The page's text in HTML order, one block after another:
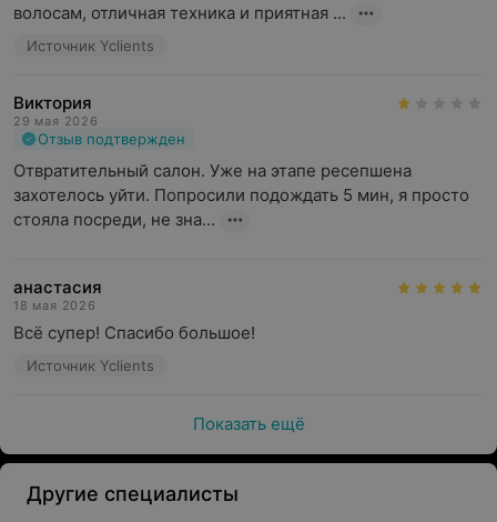
волосам, отличная техника и приятная ...
Источник Yclients
Виктория
29 мая 2026
Отзыв подтвержден
Отвратительный салон. Уже на этапе ресепшена
захотелось уйти. Попросили подождать 5 мин, я просто
стояла посреди, не зна...
анастасия
18 мая 2026
Всё супер! Спасибо большое!
Источник Yclients
Показать ещё
Другие специалисты